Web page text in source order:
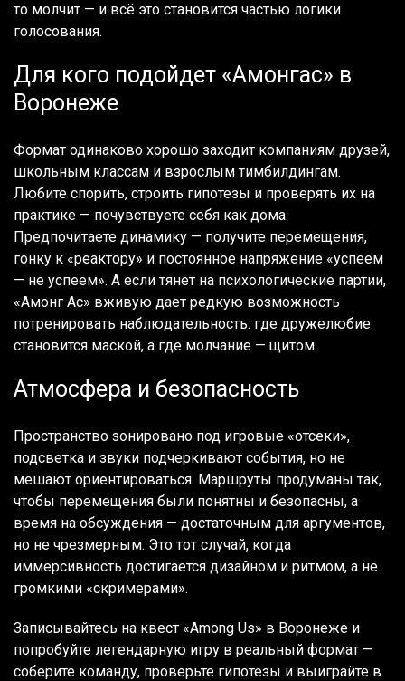
то молчит — и всё это становится частью логики
голосования.
Для кого подойдет «Амонгас» в
Воронеже
Формат одинаково хорошо заходит компаниям друзей,
школьным классам и взрослым тимбилдингам.
Любите спорить, строить гипотезы и проверять их на
практике — почувствуете себя как дома.
Предпочитаете динамику — получите перемещения,
гонку к «реактору» и постоянное напряжение «успеем
— не успеем». А если тянет на психологические партии,
«Амонг Ас» вживую дает редкую возможность
потренировать наблюдательность: где дружелюбие
становится маской, а где молчание — щитом.
Атмосфера и безопасность
Пространство зонировано под игровые «отсеки»,
подсветка и звуки подчеркивают события, но не
мешают ориентироваться. Маршруты продуманы так,
чтобы перемещения были понятны и безопасны, а
время на обсуждения — достаточным для аргументов,
но не чрезмерным. Это тот случай, когда
иммерсивность достигается дизайном и ритмом, а не
громкими «скримерами».
Записывайтесь на квест «Among Us» в Воронеже и
попробуйте легендарную игру в реальный формат —
соберите команду, проверьте гипотезы и выиграйте в